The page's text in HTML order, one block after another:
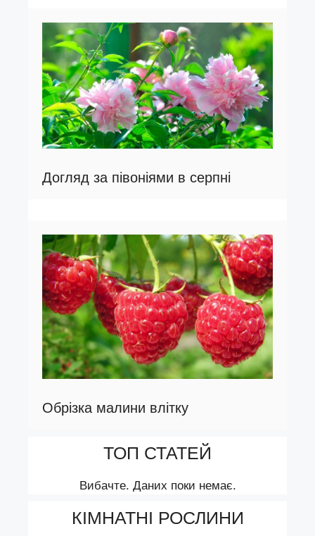
Догляд за півоніями в серпні
Обрізка малини влітку
ТОП СТАТЕЙ
Вибачте. Даних поки немає.
КІМНАТНІ РОСЛИНИ